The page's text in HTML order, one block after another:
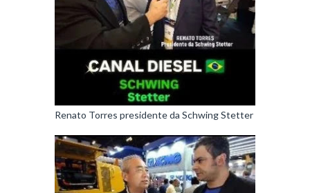
Renato Torres presidente da Schwing Stetter